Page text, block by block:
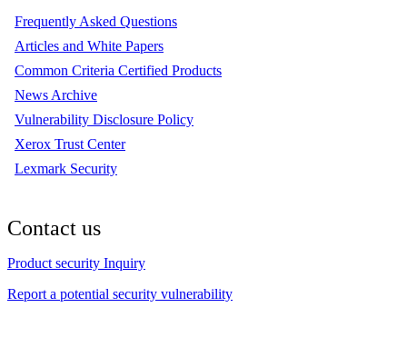
Frequently Asked Questions
Articles and White Papers
Common Criteria Certified Products
News Archive
Vulnerability Disclosure Policy
Xerox Trust Center
Lexmark Security
Contact us
Product security Inquiry
Report a potential security vulnerability